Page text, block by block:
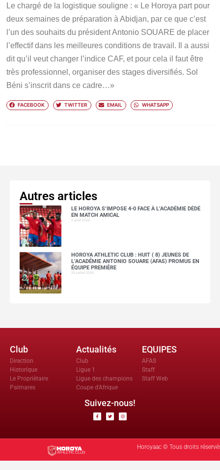
Le chargé de la logistique souligne : « Le Horoya part pour
deux semaines de préparation à Abidjan, par ce que c’est
l’un des souhaits du président Antonio SOUARE de placer
l’effectif dans les meilleures conditions de travail. Il a aussi
dit qu’il veut changer l’indice CAF, et pour cela il faut être
très professionnel, organiser des stages diversifiés. Sol
Béni s’inscrit dans ce cadre…»
FACEBOOK TWITTER EMAIL WHATSAPP
Autres articles
LE HOROYA S’IMPOSE 4-0 FACE À L’ACADÉMIE DÉDÉ
EN MATCH AMICAL
2 août 2026
HOROYA ATHLETIC CLUB : HUIT ( 8) JEUNES DE
L’ACADÉMIE ANTONIO SOUARE (AFAS) PROMUS EN
ÉQUIPE PREMIÈRE
29 juillet 2026
Club
Direction
Historique
Le Propriètaire
Palmares
Actualités
Club
Ligue 1
Ligue des champions
Coupe d'Afrique
EQUIPES
AFAS
Staff
Staff Web
Suivez-nous!
Horoyaac © Tous droits